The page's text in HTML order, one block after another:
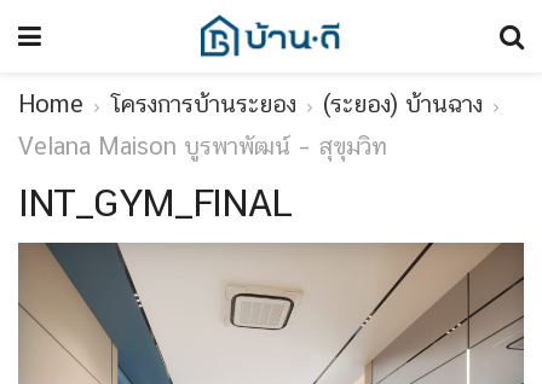
Home โครงการบ้านระยอง
(ระยอง) บ้านฉาง
Velana Maison บูรพาพัฒน์ – สุขุมวิท
INT_GYM_FINAL